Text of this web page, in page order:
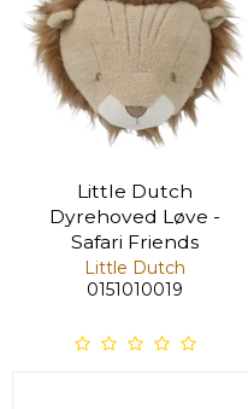
Little Dutch
Dyrehoved Løve -
Safari Friends
Little Dutch
0151010019